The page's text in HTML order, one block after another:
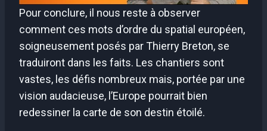
Pour conclure, il nous reste à observer
comment ces mots d’ordre du spatial européen,
soigneusement posés par Thierry Breton, se
traduiront dans les faits. Les chantiers sont
vastes, les défis nombreux mais, portée par une
vision audacieuse, l’Europe pourrait bien
redessiner la carte de son destin étoilé.